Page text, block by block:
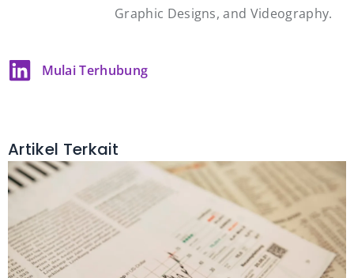
Graphic Designs, and Videography.
Mulai Terhubung
Artikel Terkait